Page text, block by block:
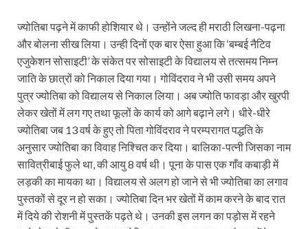
ज्योतिबा पढ़ने में काफी होशियार थे। उन्होंने जल्द ही मराठी लिखना-पढ़ना
और बोलना सीख लिया। उन्ही दिनों एक बार ऐसा हुआ कि ‘बम्बई नैटिव
एजुकेशन सोसाइटी’ के संकेत पर सोसाइटी के विद्यालय से तत्समय निम्न
जाति के छात्रों को निकाल दिया गया। गोविंदराव ने भी उसी समय अपने
पुत्र ज्योतिबा को विद्यालय से निकाल लिया। अब ज्योति फावड़ा और खुरपी
लेकर खेतों में लग गए तथा फूलों के कार्य को आगे बढ़ाने लगे। धीरे-धीरे
ज्योतिबा जब 13 वर्ष के हुए तो पिता गोविंदराव ने परम्परागत पद्धति के
अनुसार ज्योतिबा का विवाह निश्चित कर दिया। बालिका-पत्नी जिसका नाम
सावित्रीबाई फुले था, की आयु 8 वर्ष थी। पूना के पास एक गाँव कबाड़ी में
लड़की का मायका था। विद्यालय से अलग हो जाने से भी ज्योतिबा का लगाव
पुस्तकों से दूर न हो सका। ज्योतिबा दिन भर खेतों में काम करने के बाद रात
में दिये की रोशनी में पुस्तकें पढ़ते थे। उनकी इस लगन का पड़ोस में रहने